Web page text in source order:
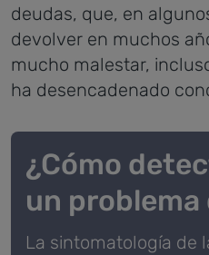
deudas, que, en
devolver en muchos
mucho malestar,
ha desencadenado
¿Cómo
un problema
La sintomatología de